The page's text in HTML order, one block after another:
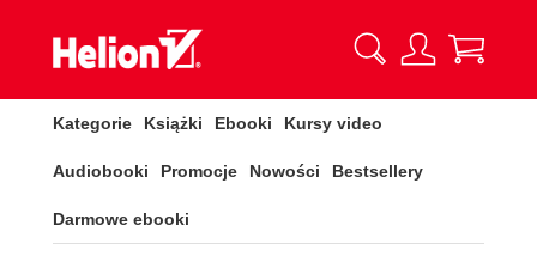
Kategorie Książki Ebooki Kursy video
Audiobooki Promocje Nowości Bestsellery
Darmowe ebooki